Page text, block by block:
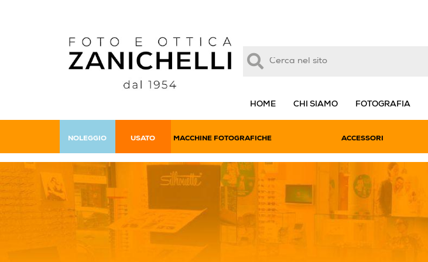
HOME CHI SIAMO FOTOGRAFIA
NOLEGGIO USATO MACCHINE FOTOGRAFICHE ACCESSORI